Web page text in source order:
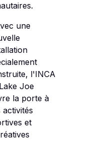
une
l'INCA
Joe
la porte à
activités
et